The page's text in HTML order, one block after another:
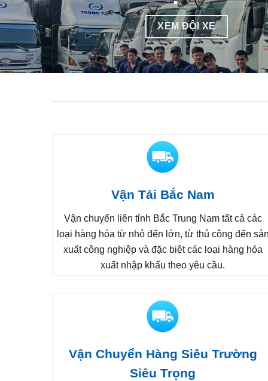
Vận Tải Bắc Nam
Vận chuyển liên tỉnh Bắc Trung Nam tất cả các
loại hàng hóa từ nhỏ đến lớn, từ thủ công đến
xuất công nghiệp và đặc biệt các loại hàng hóa
xuất nhập khẩu theo yêu cầu.
Vận Chuyển Hàng Siêu Trường
Siêu Trọng